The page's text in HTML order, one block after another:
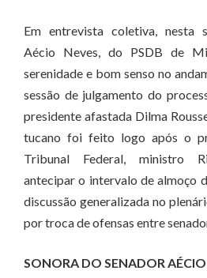
Em entrevista coletiva, nesta
Aécio Neves, do PSDB de
serenidade e bom senso no
sessão de julgamento do
presidente afastada Dilma
tucano foi feito logo após o
Tribunal Federal, ministro
antecipar o intervalo de almoço
discussão generalizada no
por troca de ofensas entre
SONORA DO SENADOR AÉCIO